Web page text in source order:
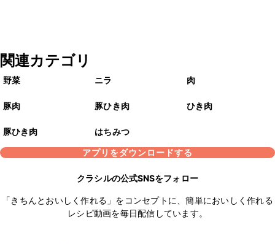
関連カテゴリ
野菜 ニラ 肉
豚肉 豚ひき肉 ひき肉
豚ひき肉
はちみつ
アプリをダウンロードする
クラシルの公式SNSをフォロー
「きちんとおいしく作れる」をコンセプトに、簡単においしく作れる
レシピ動画を毎日配信しています。